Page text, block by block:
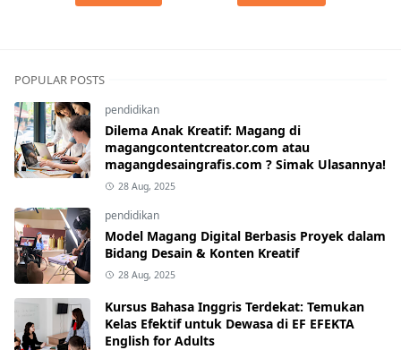
POPULAR POSTS
pendidikan
Dilema Anak Kreatif: Magang di
magangcontentcreator.com atau
magangdesaingrafis.com ? Simak Ulasannya!
28 Aug, 2025
pendidikan
Model Magang Digital Berbasis Proyek dalam
Bidang Desain & Konten Kreatif
28 Aug, 2025
Kursus Bahasa Inggris Terdekat: Temukan
Kelas Efektif untuk Dewasa di EF EFEKTA
English for Adults